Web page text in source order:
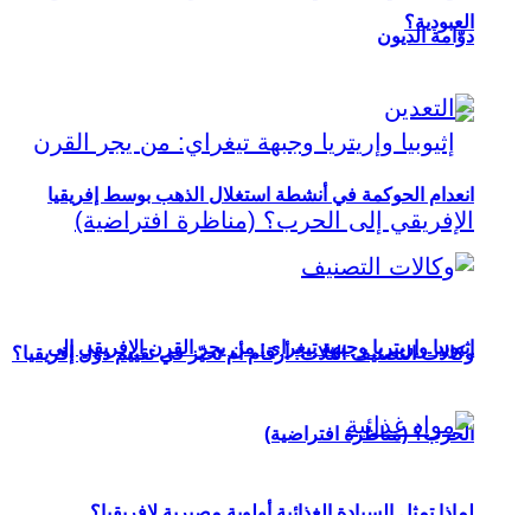
العبودية؟
إثيوبيا وإريتريا وجبهة تيغراي: من يجر القرن الإفريقي إلى
الحرب؟ (مناظرة افتراضية)
دوّامة الديون
انعدام الحوكمة في أنشطة استغلال الذهب بوسط إفريقيا
وكالات التصنيف الثلاث: أرقام أم تحيّز في تقييم دول إفريقيا؟